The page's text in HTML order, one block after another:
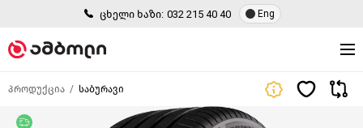
ცხელი ხაზი: 032 215 40 40 Eng
პროდუქცია საბურავი